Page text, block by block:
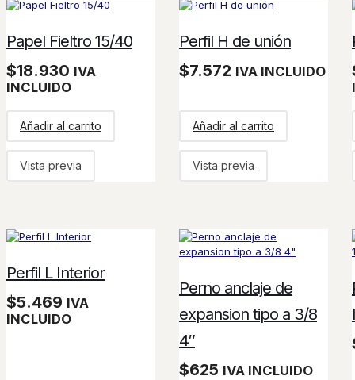
Papel Fieltro 15/40
$18.930 IVA
INCLUIDO
Añadir al carrito
Vista previa
Perfil H de unión
$7.572 IVA INCLUIDO
Añadir al carrito
Vista previa
Perfil L Interior
$5.469 IVA
INCLUIDO
Perno anclaje de
expansion tipo a 3/8
4″
$625 IVA INCLUIDO